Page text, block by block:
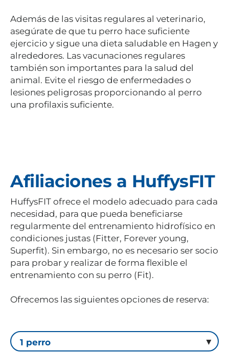
Además de las visitas regulares al veterinario,
asegúrate de que tu perro hace suficiente
ejercicio y sigue una dieta saludable en Hagen y
alrededores. Las vacunaciones regulares
también son importantes para la salud del
animal. Evite el riesgo de enfermedades o
lesiones peligrosas proporcionando al perro
una profilaxis suficiente.
Afiliaciones a HuffysFIT
HuffysFIT ofrece el modelo adecuado para cada
necesidad, para que pueda beneficiarse
regularmente del entrenamiento hidrofísico en
condiciones justas (Fitter, Forever young,
Superfit). Sin embargo, no es necesario ser socio
para probar y realizar de forma flexible el
entrenamiento con su perro (Fit).
Ofrecemos las siguientes opciones de reserva: